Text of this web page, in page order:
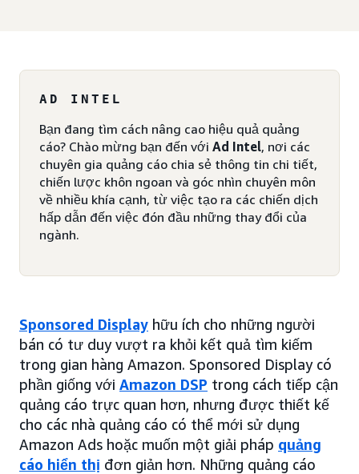
AD INTEL
Bạn đang tìm cách nâng cao hiệu quả quảng
cáo? Chào mừng bạn đến với Ad Intel, nơi các
chuyên gia quảng cáo chia sẻ thông tin chi tiết,
chiến lược khôn ngoan và góc nhìn chuyên môn
về nhiều khía cạnh, từ việc tạo ra các chiến dịch
hấp dẫn đến việc đón đầu những thay đổi của
ngành.
Sponsored Display hữu ích cho những người
bán có tư duy vượt ra khỏi kết quả tìm kiếm
trong gian hàng Amazon. Sponsored Display có
phần giống với Amazon DSP trong cách tiếp cận
quảng cáo trực quan hơn, nhưng được thiết kế
cho các nhà quảng cáo có thể mới sử dụng
Amazon Ads hoặc muốn một giải pháp quảng
cáo hiển thị đơn giản hơn. Những quảng cáo